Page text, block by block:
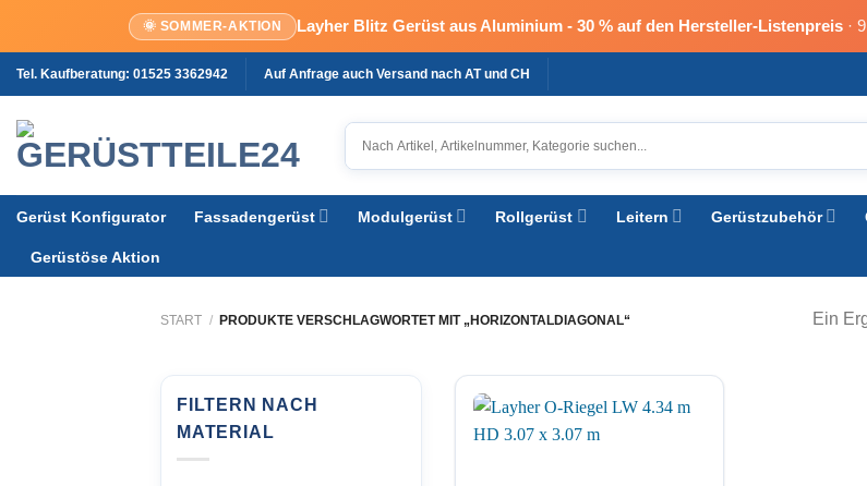
🌞 SOMMER-AKTION Layher Blitz Gerüst aus Aluminium - 30 % auf den Hersteller-Listenpreis·
Zum
Inhalt
springen
Tel. Kaufberatung: 01525 3362942 Auf Anfrage auch Versand nach AT und CH
Gerüst Konfigurator Fassadengerüst Modulgerüst Rollgerüst Leitern Gerüstzubehör
Gerüstöse Aktion
START / PRODUKTE VERSCHLAGWORTET MIT „HORIZONTALDIAGONAL“ Ein
FILTERN NACH
MATERIAL